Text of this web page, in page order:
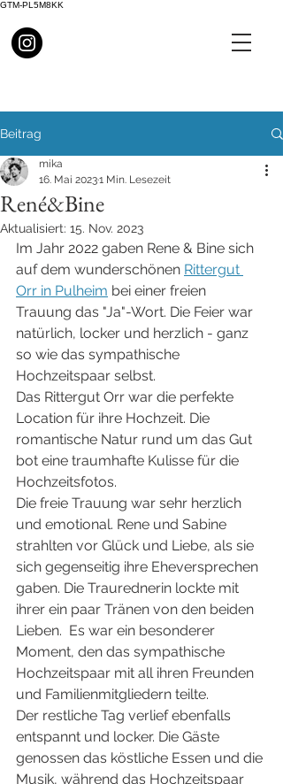
GTM-PL5M8KK
Beitrag
René&Bine
mika
16. Mai 20231 Min. Lesezeit
Aktualisiert: 15. Nov. 2023
Im Jahr 2022 gaben Rene & Bine sich
auf dem wunderschönen Rittergut
Orr in Pulheim bei einer freien
Trauung das "Ja"-Wort. Die Feier war
natürlich, locker und herzlich - ganz
so wie das sympathische
Hochzeitspaar selbst.
Das Rittergut Orr war die perfekte
Location für ihre Hochzeit. Die
romantische Natur rund um das Gut
bot eine traumhafte Kulisse für die
Hochzeitsfotos.
Die freie Trauung war sehr herzlich
und emotional. Rene und Sabine
strahlten vor Glück und Liebe, als sie
sich gegenseitig ihre Eheversprechen
gaben. Die Traurednerin lockte mit
ihrer ein paar Tränen von den beiden
Lieben.  Es war ein besonderer
Moment, den das sympathische
Hochzeitspaar mit all ihren Freunden
und Familienmitgliedern teilte.
Der restliche Tag verlief ebenfalls
entspannt und locker. Die Gäste
genossen das köstliche Essen und die
Musik, während das Hochzeitspaar